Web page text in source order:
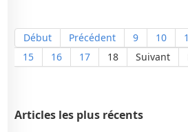
Début
Précédent 9 10
15
16 17 18 Suivant
Articles les plus récents